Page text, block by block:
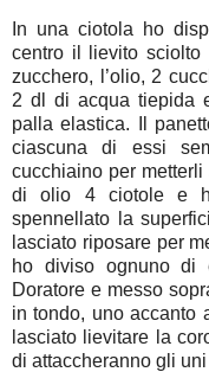
In una ciotola ho
centro il lievito
zucchero, l’olio, 2
2 dl
di acqua tiepida
palla elastica. Il
ciascuna di essi
cucchiaino per
di olio 4 ciotole e
spennellato la
lasciato riposare per
ho diviso ognuno di
Doratore e messo
in tondo, uno accanto
lasciato lievitare la
di attaccheranno gli